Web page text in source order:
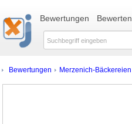
Bewertungen Bewerten
Bewertungen Merzenich-Bäckereien